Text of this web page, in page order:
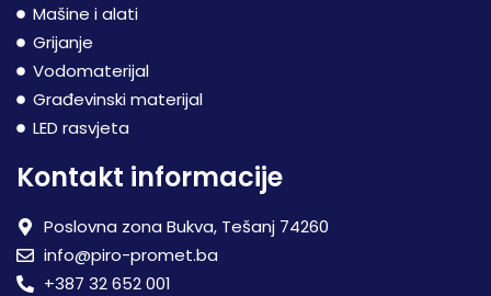
Mašine i alati
Grijanje
Vodomaterijal
Građevinski materijal
LED rasvjeta
Kontakt informacije
Poslovna zona Bukva, Tešanj 74260
info@piro-promet.ba
+387 32 652 001